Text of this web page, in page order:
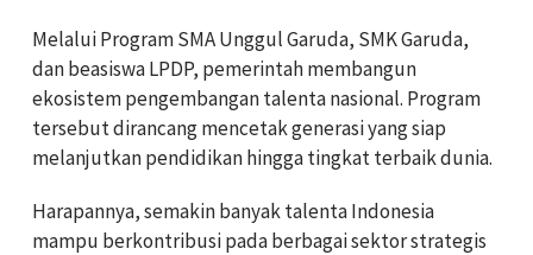
Melalui Program SMA Unggul Garuda, SMK Garuda,
dan beasiswa LPDP, pemerintah membangun
ekosistem pengembangan talenta nasional. Program
tersebut dirancang mencetak generasi yang siap
melanjutkan pendidikan hingga tingkat terbaik dunia.
Harapannya, semakin banyak talenta Indonesia
mampu berkontribusi pada berbagai sektor strategis